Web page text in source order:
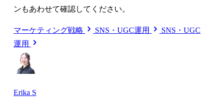
ンもあわせて確認してください。
マーケティング戦略 SNS・UGC運用
SNS・UGC
運用
Erika S